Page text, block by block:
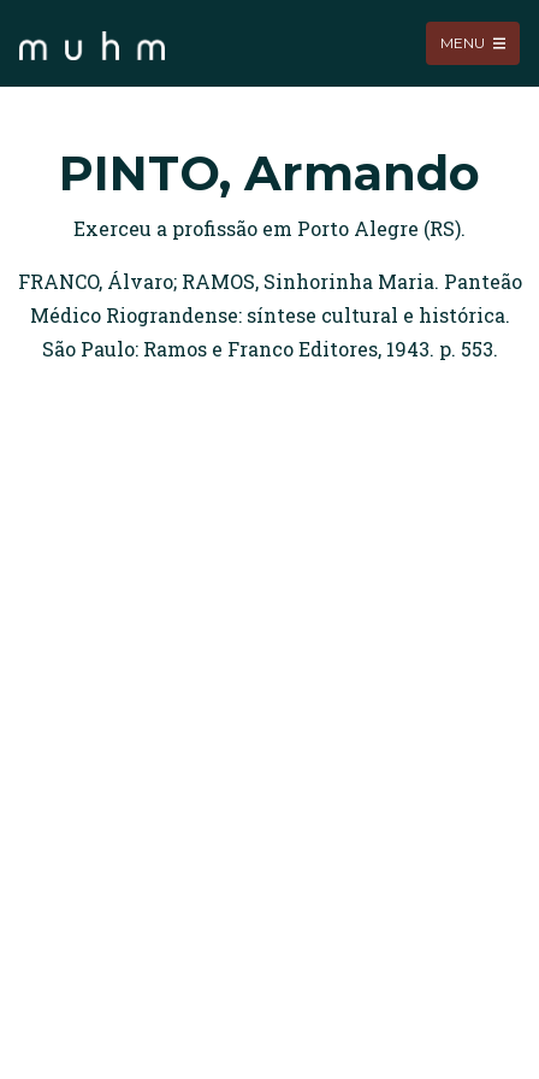
MENU
PINTO, Armando
Exerceu a profissão em Porto Alegre (RS).
FRANCO, Álvaro; RAMOS, Sinhorinha Maria. Panteão
Médico Riograndense: síntese cultural e histórica.
São Paulo: Ramos e Franco Editores, 1943. p. 553.